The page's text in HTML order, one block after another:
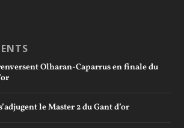
Olharan-Caparrus en finale du
le Master 2 du Gant d’or